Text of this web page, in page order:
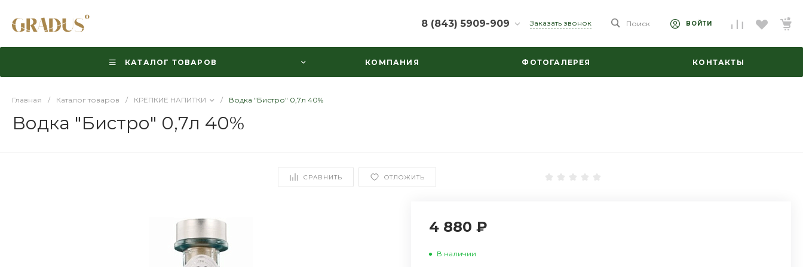
8 (843) 5909-909
г. Казань, ул.
Заказать звонок Поиск ВОЙТИ
КАТАЛОГ ТОВАРОВ КОМПАНИЯ ФОТОГАЛЕРЕЯ КОНТАКТЫ
Главная / Каталог товаров / КРЕПКИЕ НАПИТКИ / Водка "Бистро" 0,7л 40%
Водка "Бистро" 0,7л 40%
СРАВНИТЬ ОТЛОЖИТЬ
4 880 ₽
В наличии